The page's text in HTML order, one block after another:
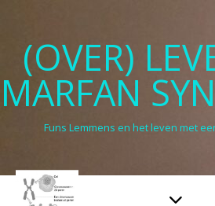
(OVER)
MARFAN
Funs Lemmens en het leven met